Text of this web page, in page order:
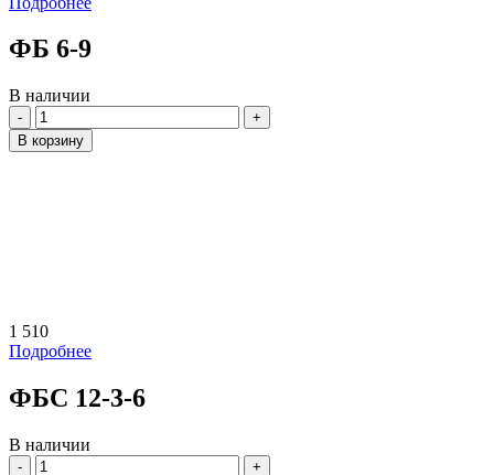
ФБ 6-9
В наличии
Количество
В корзину
1 510
Подробнее
ФБС 12-3-6
В наличии
Количество